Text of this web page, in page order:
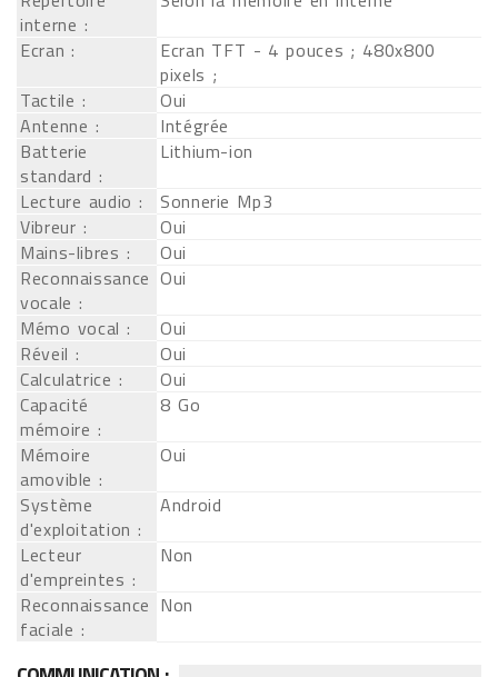
interne :
Ecran :
Ecran TFT - 4 pouces ; 480x800
pixels ;
Tactile :
Oui
Antenne :
Intégrée
Batterie
standard :
Lithium-ion
Lecture audio :
Sonnerie Mp3
Vibreur :
Oui
Mains-libres :
Oui
Reconnaissance
vocale :
Oui
Mémo vocal :
Oui
Réveil :
Oui
Calculatrice :
Oui
Capacité
mémoire :
8 Go
Mémoire
amovible :
Oui
Système
d'exploitation :
Android
Lecteur
d'empreintes :
Non
Reconnaissance
faciale :
Non